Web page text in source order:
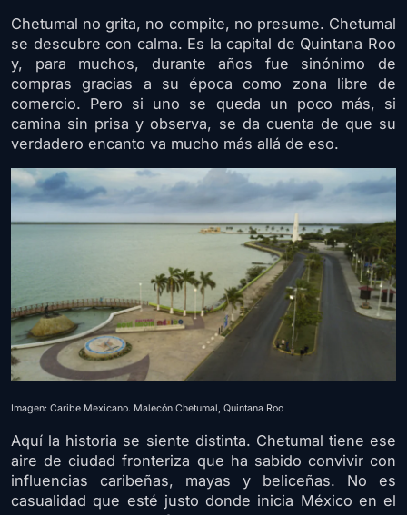
Chetumal no grita, no compite, no presume. Chetumal
se descubre con calma. Es la capital de Quintana Roo
y, para muchos, durante años fue sinónimo de
compras gracias a su época como zona libre de
comercio. Pero si uno se queda un poco más, si
camina sin prisa y observa, se da cuenta de que su
verdadero encanto va mucho más allá de eso.
Imagen: Caribe Mexicano. Malecón Chetumal, Quintana Roo
Aquí la historia se siente distinta. Chetumal tiene ese
aire de ciudad fronteriza que ha sabido convivir con
influencias caribeñas, mayas y beliceñas. No es
casualidad que esté justo donde inicia México en el